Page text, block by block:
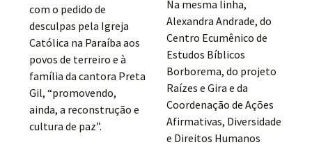
com o pedido de
desculpas pela Igreja
Católica na Paraíba aos
povos de terreiro e à
família da cantora Preta
Gil, “promovendo,
ainda, a reconstrução e
cultura de paz”.
Na mesma linha,
Alexandra Andrade, do
Centro Ecumênico de
Estudos Bíblicos
Borborema, do projeto
Raízes e Gira e da
Coordenação de Ações
Afirmativas, Diversidade
e Direitos Humanos